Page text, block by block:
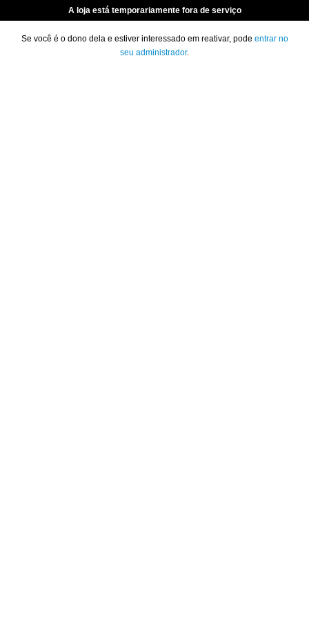
A loja está temporariamente fora de serviço
Se você é o dono dela e estiver interessado em reativar, pode entrar no
seu administrador.